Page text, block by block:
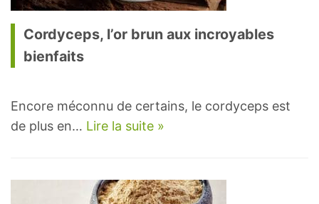
Cordyceps, l’or brun aux incroyables
bienfaits
Encore méconnu de certains, le cordyceps est
de plus en… Lire la suite »